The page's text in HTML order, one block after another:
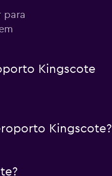
para
Kingscote
Kingscote?